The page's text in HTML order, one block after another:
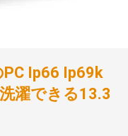
Ip66 Ip69k
濯できる13.3